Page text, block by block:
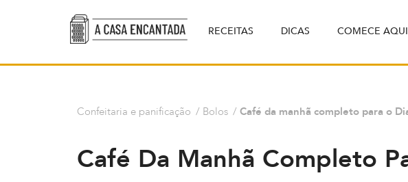
RECEITAS DICAS COMECE AQUI
Confeitaria e panificação / Bolos / Café da manhã completo para o
Café Da Manhã Completo